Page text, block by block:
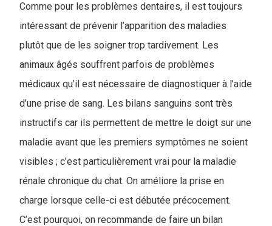
Comme pour les problèmes dentaires, il est toujours
intéressant de prévenir l’apparition des maladies
plutôt que de les soigner trop tardivement. Les
animaux âgés souffrent parfois de problèmes
médicaux qu’il est nécessaire de diagnostiquer à l’aide
d’une prise de sang. Les bilans sanguins sont très
instructifs car ils permettent de mettre le doigt sur une
maladie avant que les premiers symptômes ne soient
visibles ; c’est particulièrement vrai pour la maladie
rénale chronique du chat. On améliore la prise en
charge lorsque celle-ci est débutée précocement.
C’est pourquoi, on recommande de faire un bilan